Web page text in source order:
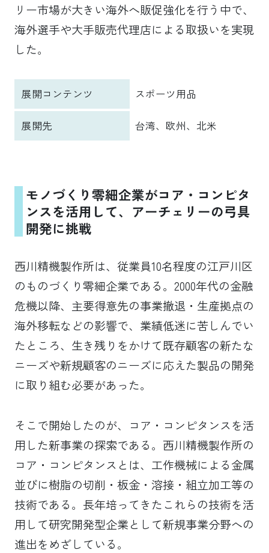
リー市場が大きい海外へ販促強化を行う中で、
海外選手や大手販売代理店による取扱いを実現
した。
展開コンテンツ スポーツ用品
展開先 台湾、欧州、北米
モノづくり零細企業がコア・コンピタ
ンスを活用して、アーチェリーの弓具
開発に挑戦
西川精機製作所は、従業員10名程度の江戸川区
のものづくり零細企業である。2000年代の金融
危機以降、主要得意先の事業撤退・生産拠点の
海外移転などの影響で、業績低迷に苦しんでい
たところ、生き残りをかけて既存顧客の新たな
ニーズや新規顧客のニーズに応えた製品の開発
に取り組む必要があった。
そこで開始したのが、コア・コンピタンスを活
用した新事業の探索である。西川精機製作所の
コア・コンピタンスとは、工作機械による金属
並びに樹脂の切削・板金・溶接・組立加工等の
技術である。長年培ってきたこれらの技術を活
用して研究開発型企業として新規事業分野への
進出をめざしている。